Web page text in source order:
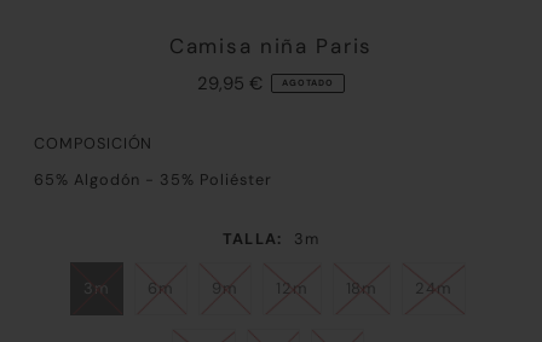
Camisa niña Paris
29,95 € AGOTADO
COMPOSICIÓN
65% Algodón - 35% Poliéster
TALLA: 3m
3m 6m 9m 12m 18m 24m